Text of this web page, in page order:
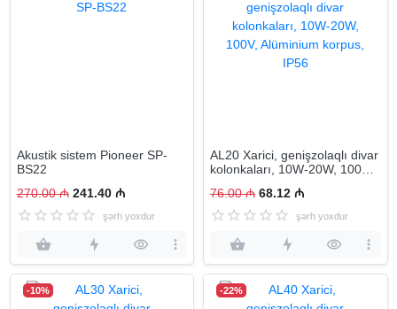
Akustik sistem Pioneer SP-
BS22
270.00 ₼ 241.40 ₼
şərh yoxdur
AL20 Xarici, genişzolaqlı divar
kolonkaları, 10W-20W, 100V,
76.00 ₼ 68.12 ₼
şərh yoxdur
-10% -22%